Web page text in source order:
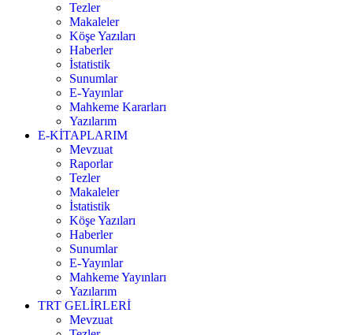
Tezler
Makaleler
Köşe Yazıları
Haberler
İstatistik
Sunumlar
E-Yayınlar
Mahkeme Kararları
Yazılarım
E-KİTAPLARIM
Mevzuat
Raporlar
Tezler
Makaleler
İstatistik
Köşe Yazıları
Haberler
Sunumlar
E-Yayınlar
Mahkeme Yayınları
Yazılarım
TRT GELİRLERİ
Mevzuat